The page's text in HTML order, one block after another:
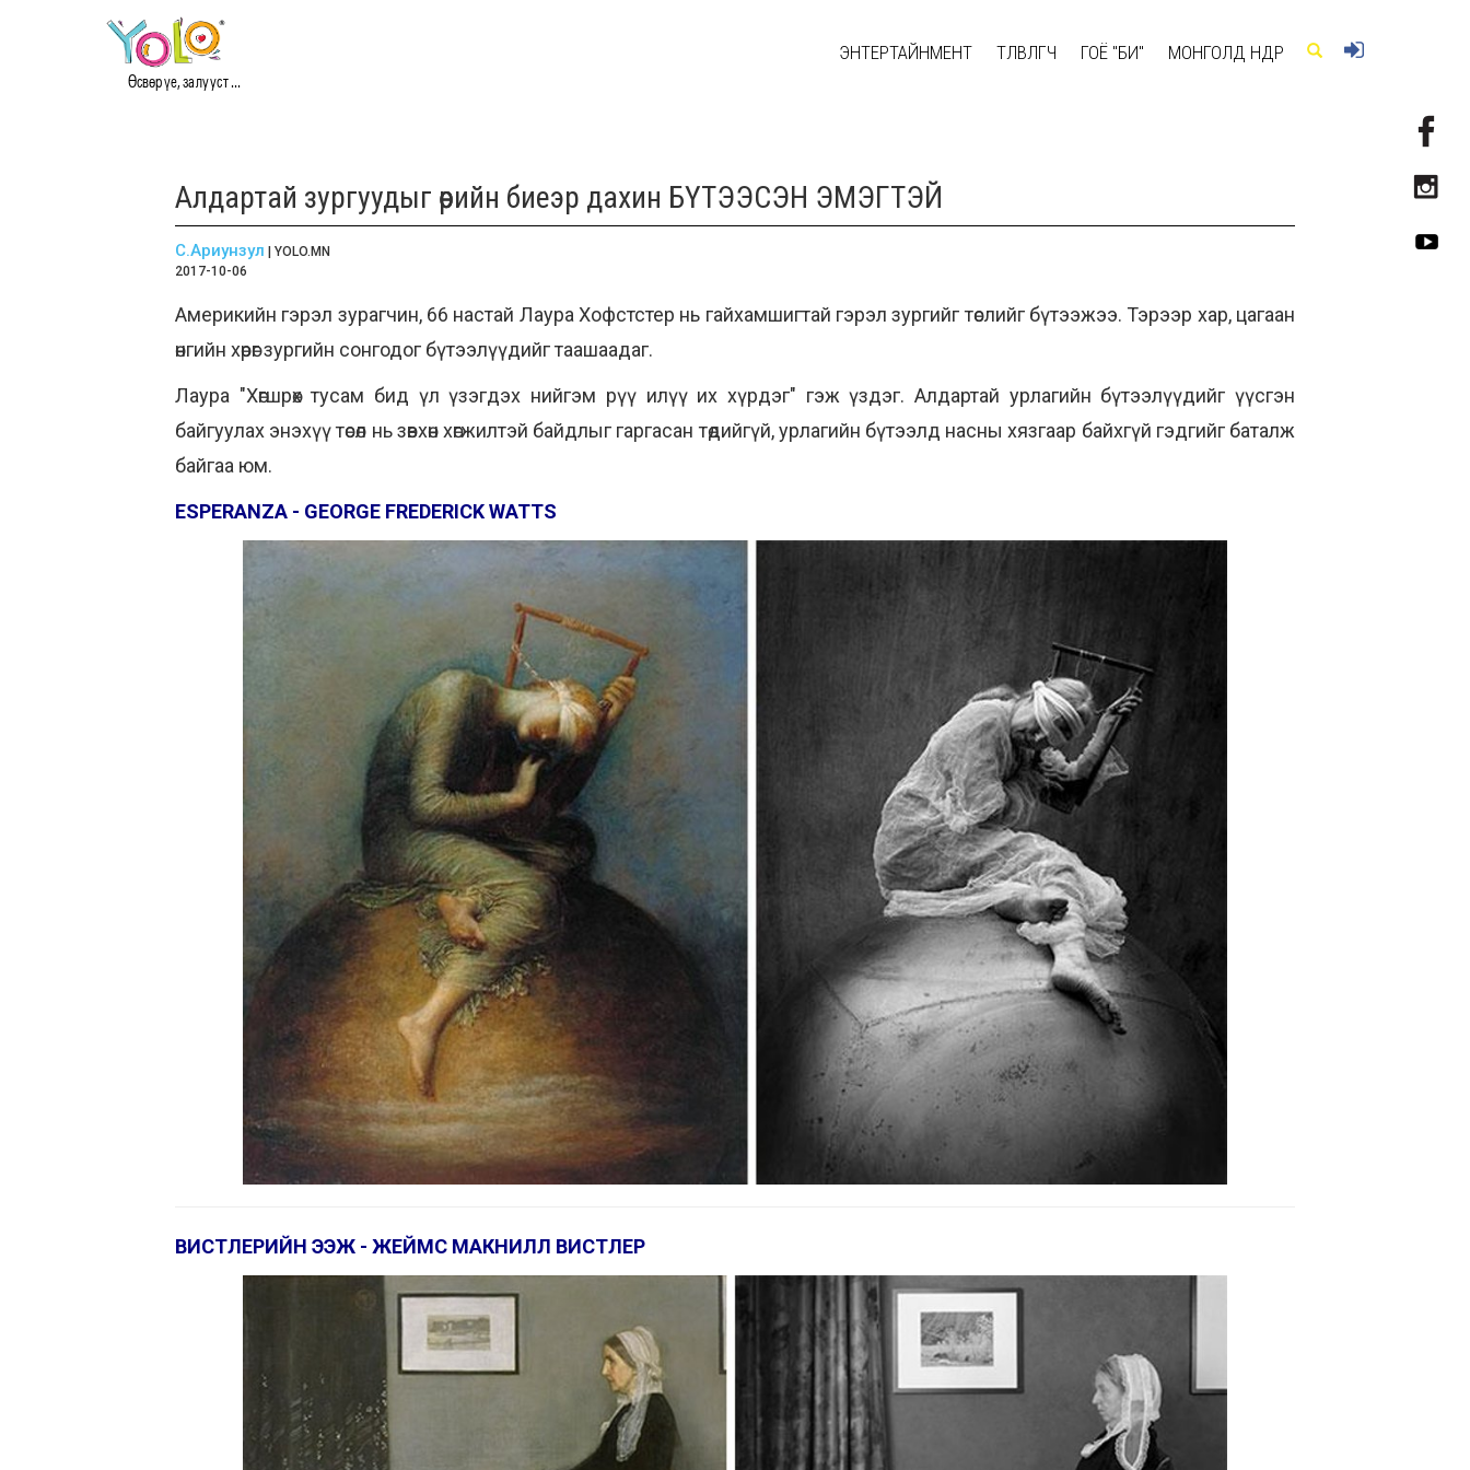
Өсвөр үе, залууст ...
ЭНТЕРТАЙНМЕНТ ТӨЛӨВЛӨГЧ ГОЁ "БИ" МОНГОЛД ӨНӨӨДӨР
Алдартай зургуудыг өөрийн биеэр дахин БҮТЭЭСЭН ЭМЭГТЭЙ
С.Ариунзул | YOLO.MN
2017-10-06
Америкийн гэрэл зурагчин, 66 настай Лаура Хофстстер нь гайхамшигтай гэрэл зургийг төслийг бүтээжээ. Тэрээр хар, цагаан
өнгийн хөрөг зургийн сонгодог бүтээлүүдийг таашаадаг.
Лаура "Хөгшрөх тусам бид үл үзэгдэх нийгэм рүү илүү их хүрдэг" гэж үздэг. Алдартай урлагийн бүтээлүүдийг үүсгэн
байгуулах энэхүү төсөл нь зөвхөн хөгжилтэй байдлыг гаргасан төдийгүй, урлагийн бүтээлд насны хязгаар байхгүй гэдгийг баталж
байгаа юм.
ESPERANZA - GEORGE FREDERICK WATTS
ВИСТЛЕРИЙН ЭЭЖ - ЖЕЙМС МАКНИЛЛ ВИСТЛЕР